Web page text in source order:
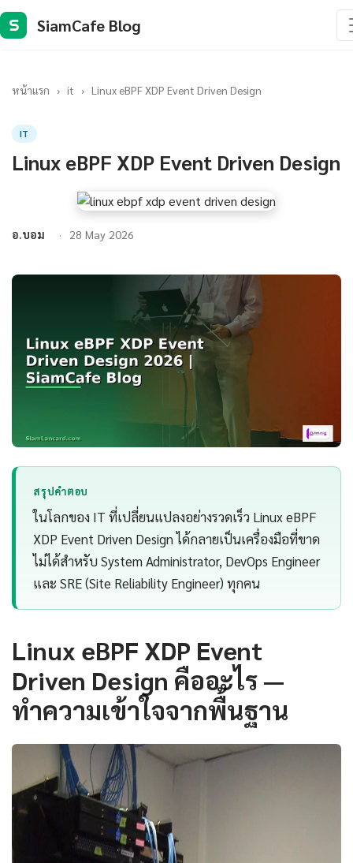
S SiamCafe Blog
หน้าแรก › it › Linux eBPF XDP Event Driven Design
IT
Linux eBPF XDP Event Driven Design
อ.บอม 28 May 2026
สรุปคำตอบ
ในโลกของ IT ที่เปลี่ยนแปลงอย่างรวดเร็ว Linux eBPF
XDP Event Driven Design ได้กลายเป็นเครื่องมือที่ขาด
ไม่ได้สำหรับ System Administrator, DevOps Engineer
และ SRE (Site Reliability Engineer) ทุกคน
Linux eBPF XDP Event
Driven Design คืออะไร —
ทำความเข้าใจจากพื้นฐาน